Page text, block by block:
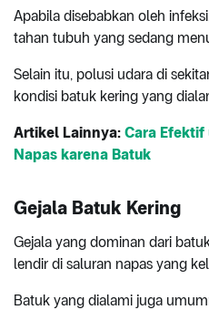
Apabila disebabkan oleh
tahan tubuh yang sedang
Selain itu, polusi udara di
kondisi batuk kering yang
Artikel Lainnya: Cara Efektif
Napas karena Batuk
Gejala Batuk Kering
Gejala yang dominan dari
lendir di saluran napas yang
Batuk yang dialami juga